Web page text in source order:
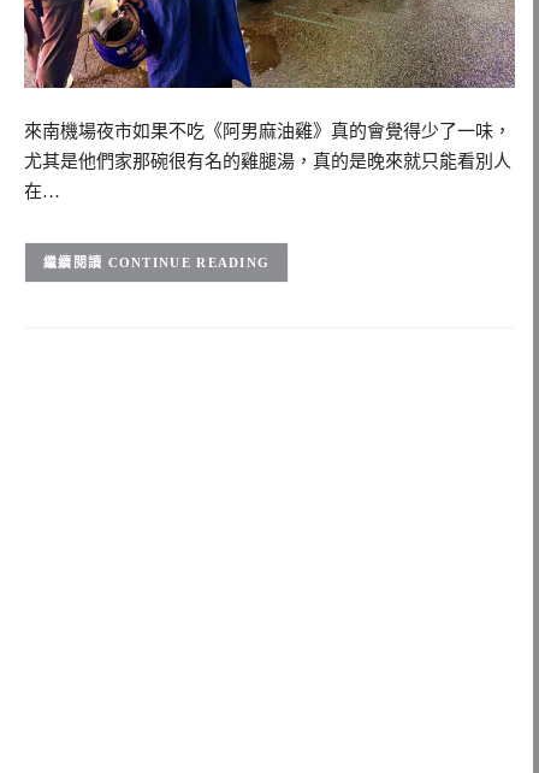
來南機場夜市如果不吃《阿男麻油雞》真的會覺得少了一味，
尤其是他們家那碗很有名的雞腿湯，真的是晚來就只能看別人
在…
CONTINUE READING